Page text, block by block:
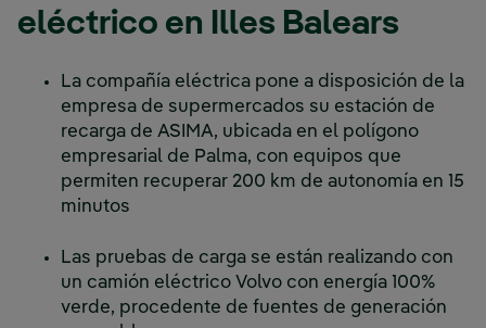
eléctrico en Illes Balears
La compañía eléctrica pone a disposición de la
empresa de supermercados su estación de
recarga de ASIMA, ubicada en el polígono
empresarial de Palma, con equipos que
permiten recuperar 200 km de autonomía en 15
minutos
Las pruebas de carga se están realizando con
un camión eléctrico Volvo con energía 100%
verde, procedente de fuentes de generación